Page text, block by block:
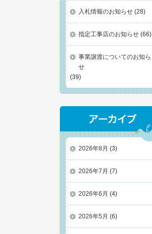
入札情報のお知らせ (28)
指定工事店のお知らせ (66)
事業譲渡についてのお知ら
せ
(39)
2026年8月 (3)
2026年7月 (7)
2026年6月 (4)
2026年5月 (6)